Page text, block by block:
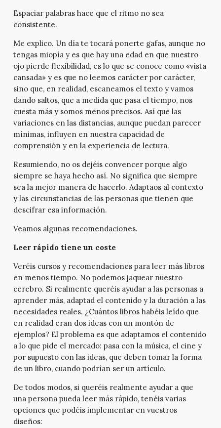
Espaciar palabras hace que el ritmo no sea
consistente.
Me explico. Un día te tocará ponerte gafas, aunque no
tengas miopía y es que hay una edad en que nuestro
ojo pierde flexibilidad, es lo que se conoce como «vista
cansada» y es que no leemos carácter por carácter,
sino que, en realidad, escaneamos el texto y vamos
dando saltos, que a medida que pasa el tiempo, nos
cuesta más y somos menos precisos. Así que las
variaciones en las distancias, aunque puedan parecer
mínimas, influyen en nuestra capacidad de
comprensión y en la experiencia de lectura.
Resumiendo, no os dejéis convencer porque algo
siempre se haya hecho así. No significa que siempre
sea la mejor manera de hacerlo. Adaptaos al contexto
y las circunstancias de las personas que tienen que
descifrar esa información.
Veamos algunas recomendaciones.
Leer rápido tiene un coste
Veréis cursos y recomendaciones para leer más libros
en menos tiempo. No podemos jaquear nuestro
cerebro. Si realmente queréis ayudar a las personas a
aprender más, adaptad el contenido y la duración a las
necesidades reales. ¿Cuántos libros habéis leído que
en realidad eran dos ideas con un montón de
ejemplos? El problema es que adaptamos el contenido
a lo que pide el mercado: pasa con la música, el cine y
por supuesto con las ideas, que deben tomar la forma
de un libro, cuando podrían ser un artículo.
De todos modos, si queréis realmente ayudar a que
una persona pueda leer más rápido, tenéis varias
opciones que podéis implementar en vuestros
diseños: